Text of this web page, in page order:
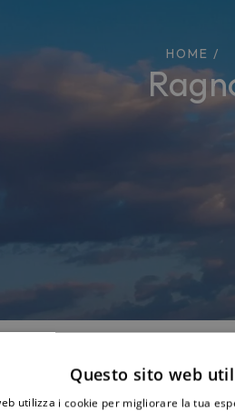
HOME /
Questo sito web
utilizza i cookie per migliorare la tua